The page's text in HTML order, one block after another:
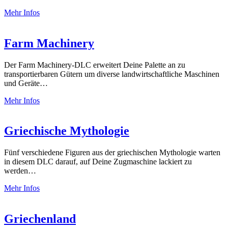
Mehr Infos
Farm Machinery
Der Farm Machinery-DLC erweitert Deine Palette an zu
transportierbaren Gütern um diverse landwirtschaftliche Maschinen
und Geräte…
Mehr Infos
Griechische Mythologie
Fünf verschiedene Figuren aus der griechischen Mythologie warten
in diesem DLC darauf, auf Deine Zugmaschine lackiert zu
werden…
Mehr Infos
Griechenland